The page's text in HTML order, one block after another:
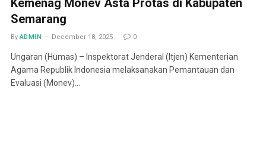
Kemenag Monev Asta Protas di Kabupaten
Semarang
By ADMIN December 18, 2025 0
Ungaran (Humas) – Inspektorat Jenderal (Itjen) Kementerian
Agama Republik Indonesia melaksanakan Pemantauan dan
Evaluasi (Monev)…